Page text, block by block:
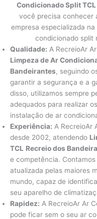
Condicionado Split TCL
você precisa conhecer
empresa especializada
condicionado split
Qualidade: A RecreioAr
Limpeza de Ar
Bandeirantes, seguindo
garantir a segurança e a
disso, utilizamos sempre
adequados para realizar
instalação de ar
Experiência: A RecreioAr
desde 2002, atendendo
TCL Recreio dos
e competência.
atualizada pelas maiores
mundo, capaz de
seu aparelho de
Rapidez: A RecreioAr Ar
pode ficar sem o seu ar